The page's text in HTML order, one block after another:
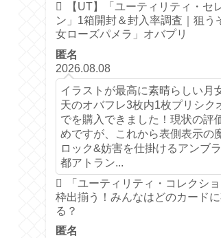
【UT】「ユーティリティ・セ
ン」1箱開封＆封入率調査｜狙う
女ローズパメラ」オバプリ
匿名
2026.08.08
イラストが最高に素晴らしい月
天のオバフレ3枚内1枚プリシク
でを購入できました！現状の評
めですが、これから表側表示の
ロック&妨害を仕掛けるアンブ
都アトラン...
「ユーティリティ・コレクシ
枠出揃う！みんなはどのカード
る？
匿名